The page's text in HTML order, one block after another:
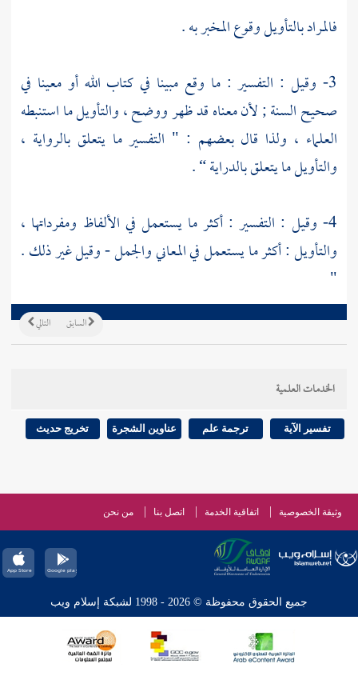
فالمراد بالتأويل وقوع المخبر به .
3- وقيل : التفسير : ما وقع مبينا في كتاب الله أو معينا في
صحيح السنة ; لأن معناه قد ظهر ووضح ، والتأويل ما استنبطه
العلماء ، ولذا قال بعضهم : " التفسير ما يتعلق بالرواية ،
والتأويل ما يتعلق بالدراية “ .
4- وقيل : التفسير : أكثر ما يستعمل في الألفاظ ومفرداتها ،
والتأويل : أكثر ما يستعمل في المعاني والجمل - وقيل غير ذلك .
"
التالي السابق
الخدمات العلمية
تفسير الآية ترجمة علم عناوين الشجرة تخريج حديث
وثيقة الخصوصية اتفاقية الخدمة اتصل بنا من نحن
جميع الحقوق محفوظة © 2026 - 1998 لشبكة إسلام ويب